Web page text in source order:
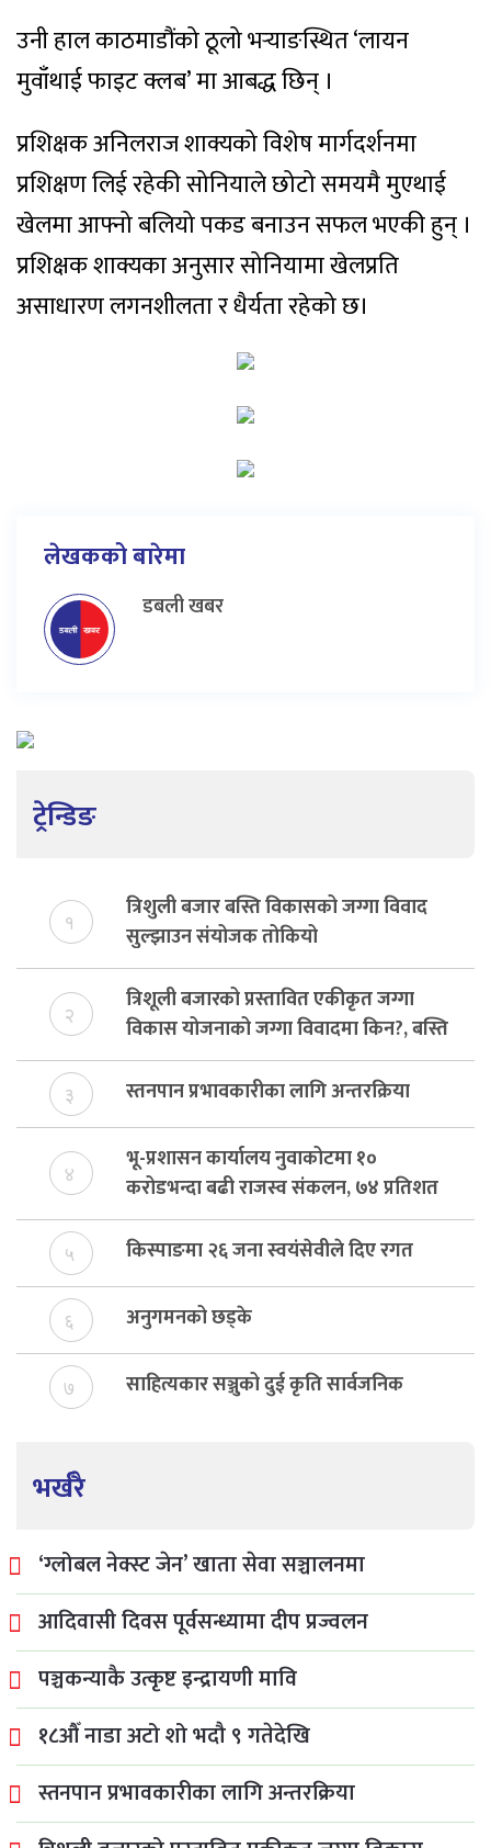
उनी हाल काठमाडौंको ठूलो भर्‍याङस्थित ‘लायन
मुवाँथाई फाइट क्लब’ मा आबद्ध छिन् ।
प्रशिक्षक अनिलराज शाक्यको विशेष मार्गदर्शनमा
प्रशिक्षण लिई रहेकी सोनियाले छोटो समयमै मुएथाई
खेलमा आफ्नो बलियो पकड बनाउन सफल भएकी हुन् ।
प्रशिक्षक शाक्यका अनुसार सोनियामा खेलप्रति
असाधारण लगनशीलता र धैर्यता रहेको छ।
लेखकको बारेमा
डबली खबर
ट्रेन्डिङ
१
त्रिशुली बजार बस्ति विकासको जग्गा विवाद
सुल्झाउन संयोजक तोकियो
२
त्रिशूली बजारको प्रस्तावित एकीकृत जग्गा
विकास योजनाको जग्गा विवादमा किन?, बस्ति
विकास दर्ता नभए समिति विघटन हुने
३ स्तनपान प्रभावकारीका लागि अन्तरक्रिया
४
भू-प्रशासन कार्यालय नुवाकोटमा १०
करोडभन्दा बढी राजस्व संकलन, ७४ प्रतिशत
बेरुजु फर्छयौट
५ किस्पाङमा २६ जना स्वयंसेवीले दिए रगत
६ अनुगमनको छड्के
७ साहित्यकार सञ्जुको दुई कृति सार्वजनिक
भर्खरै
‘ग्लोबल नेक्स्ट जेन’ खाता सेवा सञ्चालनमा
आदिवासी दिवस पूर्वसन्ध्यामा दीप प्रज्वलन
पञ्चकन्याकै उत्कृष्ट इन्द्रायणी मावि
१८औँ नाडा अटो शो भदौ ९ गतेदेखि
स्तनपान प्रभावकारीका लागि अन्तरक्रिया